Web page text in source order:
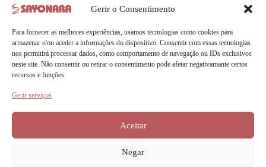
Gerir o Consentimento
Para fornecer as melhores experiências, usamos tecnologias como cookies para
armazenar e/ou aceder a informações do dispositivo. Consentir com essas tecnologias
nos permitirá processar dados, como comportamento de navegação ou IDs exclusivos
neste site. Não consentir ou retirar o consentimento pode afetar negativamante certos
recursos e funções.
Gerir serviços
Aceitar
Negar
Início
Loja
Marcas
Blog
Sobre Nós
Política de Privacidade
Política de Cookies
Contactos